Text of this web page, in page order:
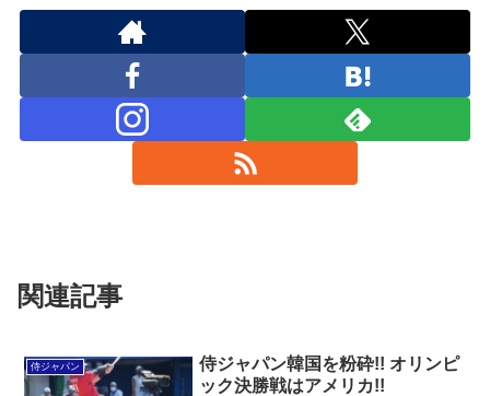
関連記事
侍ジャパン
侍ジャパン韓国を粉砕!! オリンピ
ック決勝戦はアメリカ!!